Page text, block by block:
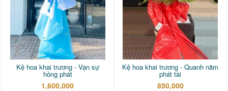
Kệ hoa khai trương - Vạn sự
hồng phát
1,600,000
Kệ hoa khai trương - Quanh năm
phát tài
850,000